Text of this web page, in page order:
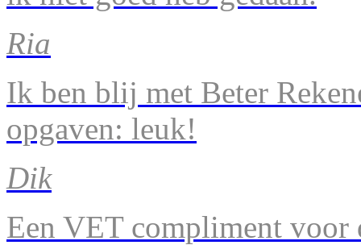
Ria
Ik ben blij met Beter
opgaven: leuk!
Dik
Een VET compliment voor